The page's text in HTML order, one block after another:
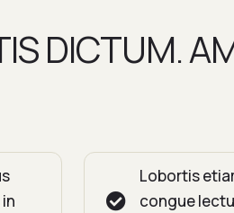
DICTUM.
Lobortis
congue